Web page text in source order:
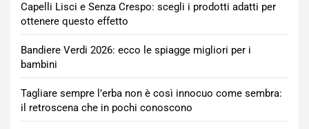
Capelli Lisci e Senza Crespo: scegli i prodotti adatti per
ottenere questo effetto
Bandiere Verdi 2026: ecco le spiagge migliori per i
bambini
Tagliare sempre l’erba non è così innocuo come sembra:
il retroscena che in pochi conoscono